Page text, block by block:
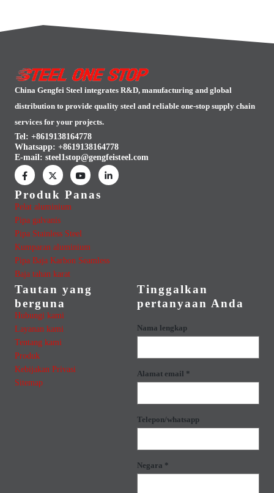
China Gengfei Steel integrates R&D, manufacturing and global
distribution to provide quality steel and reliable one-stop supply chain
services for your projects.
Tel: +8619138164778
Whatsapp: +8619138164778
E-mail: steel1stop@gengfeisteel.com
Produk Panas
Pelat aluminium
Pipa galvanis
Pipa Stainless Steel
Kumparan aluminium
Pipa Baja Karbon Seamless
Baja tahan karat
Tautan yang
berguna
Hubungi kami
Layanan kami
Tentang kami
Produk
Kebijakan Privasi
Sitemap
Tinggalkan
pertanyaan Anda
Nama lengkap
Alamat email *
Telepon/whatsapp
Negara *